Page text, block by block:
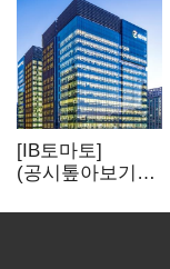
[IB토마토]
(공시톺아보기)
바로 매출로